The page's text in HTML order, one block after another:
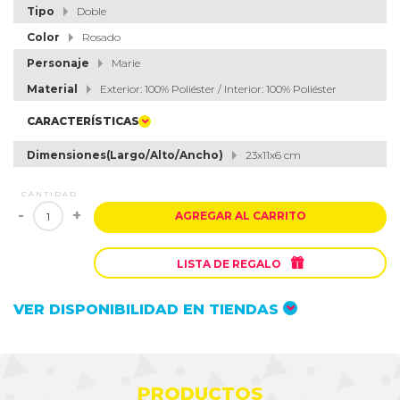
Tipo
Doble
Color
Rosado
Personaje
Marie
Material
Exterior: 100% Poliéster / Interior: 100% Poliéster
CARACTERÍSTICAS
Dimensiones(Largo/Alto/Ancho) 23x11x6 cm
CANTIDAD
- + AGREGAR AL CARRITO
LISTA DE REGALO 
VER DISPONIBILIDAD EN TIENDAS
PRODUCTOS